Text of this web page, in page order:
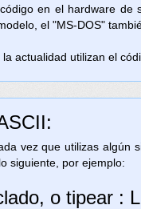
en el hardware
el "MS-DOS"
actualidad utilizan el
vez que utilizas
siguiente, por ejemplo:
o tipear :